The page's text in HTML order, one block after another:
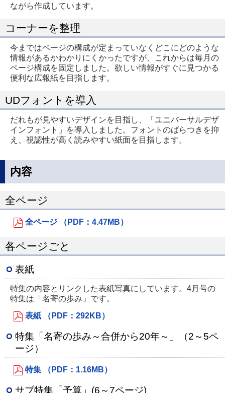
ながら作成しています。
コーナーを整理
今まではページの構成が定まっていなくどこにどのような
情報があるかわかりにくかったですが、これからは毎月の
ページ構成を固定しました。欲しい情報がすぐに見つかる
便利な広報紙を目指します。
UDフォントを導入
だれもが見やすいデザインを目指し、「ユニバーサルデザ
インフォント」を導入しました。フォントのばらつきを抑
え、視認性が高く読みやすい紙面を目指します。
内容
全ページ
全ページ （PDF：4.47MB）
各ページごと
表紙
特集の内容とリンクした表紙写真にしています。4月号の
特集は「名寄の歩み」です。
表紙 （PDF：292KB）
特集「名寄の歩み～合併から20年～」（2～5ペ
ージ）
特集 （PDF：1.16MB）
サブ特集「予算」(6～7ページ)